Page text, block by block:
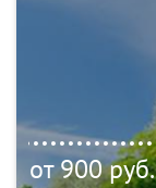
от 900 руб.